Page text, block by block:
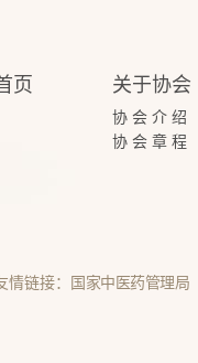
页 关于协会
协会介绍
协会章程
情链接： 国家中医药管理局